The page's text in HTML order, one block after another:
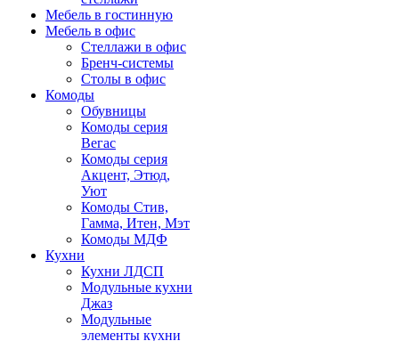
Мебель в гостинную
Мебель в офис
Стеллажи в офис
Бренч-системы
Столы в офис
Комоды
Обувницы
Комоды серия
Вегас
Комоды серия
Акцент, Этюд,
Уют
Комоды Стив,
Гамма, Итен, Мэт
Комоды МДФ
Кухни
Кухни ЛДСП
Модульные кухни
Джаз
Модульные
элементы кухни